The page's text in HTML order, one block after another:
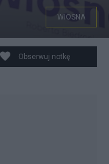
WIOSNA
Obserwuj notkę